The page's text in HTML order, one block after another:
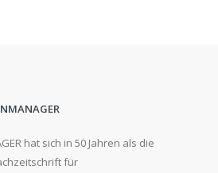
hat sich in 50 Jahren als die
für